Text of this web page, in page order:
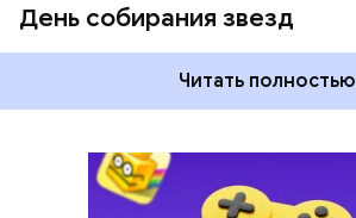
День собирания звезд
Читать полностью